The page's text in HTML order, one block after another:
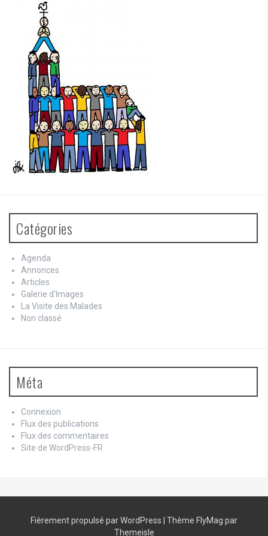
Catégories
Agenda
Annonces
Articles
Galerie d'Images
La Visite des Malades
Non classé
Méta
Connexion
Flux des publications
Flux des commentaires
Site de WordPress-FR
Fièrement propulsé par WordPress Thème FlyMag par
Themeisle